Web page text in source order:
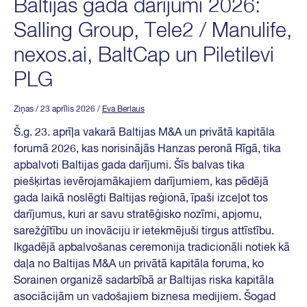
Baltijas gada darījumi 2026:
Salling Group, Tele2 / Manulife,
nexos.ai, BaltCap un Piletilevi
PLG
Ziņas / 23 aprīlis 2026 / Eva Berlaus
Š.g. 23. aprīļa vakarā Baltijas M&A un privātā kapitāla
forumā 2026, kas norisinājās Hanzas peronā Rīgā, tika
apbalvoti Baltijas gada darījumi. Šīs balvas tika
piešķirtas ievērojamākajiem darījumiem, kas pēdējā
gada laikā noslēgti Baltijas reģionā, īpaši izceļot tos
darījumus, kuri ar savu stratēģisko nozīmi, apjomu,
sarežģītību un inovāciju ir ietekmējuši tirgus attīstību.
Ikgadējā apbalvošanas ceremonija tradicionāli notiek kā
daļa no Baltijas M&A un privātā kapitāla foruma, ko
Sorainen organizē sadarbībā ar Baltijas riska kapitāla
asociācijām un vadošajiem biznesa medijiem. Šogad